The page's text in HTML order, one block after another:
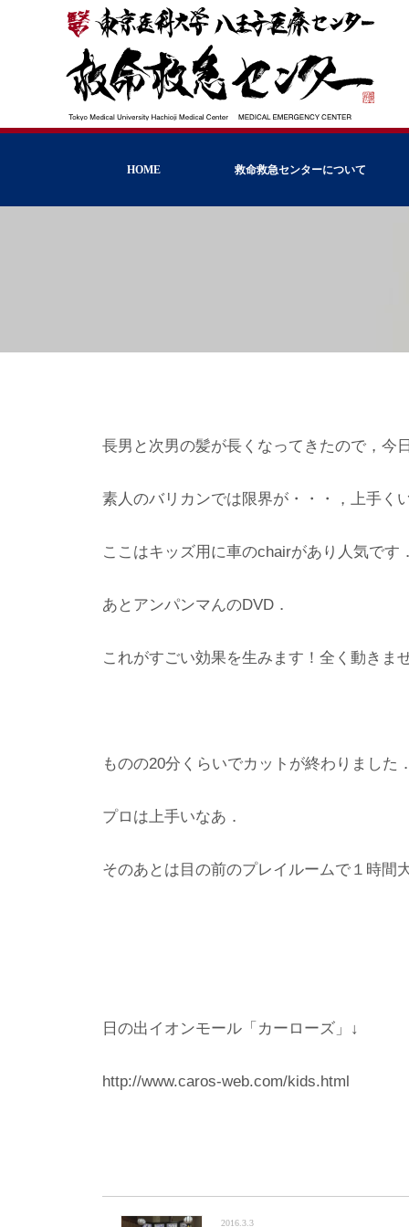
HOME 救命救急センターについて
長男と次男の髪が長くなってきたので，今
素人のバリカンでは限界が・・・，上手く
ここはキッズ用に車のchairがあり人気です
あとアンパンマんのDVD．
これがすごい効果を生みます！全く動きま
ものの20分くらいでカットが終わりました
プロは上手いなあ．
そのあとは目の前のプレイルームで１時間
日の出イオンモール「カーローズ」↓
http://www.caros-web.com/kids.html
2016.3.3